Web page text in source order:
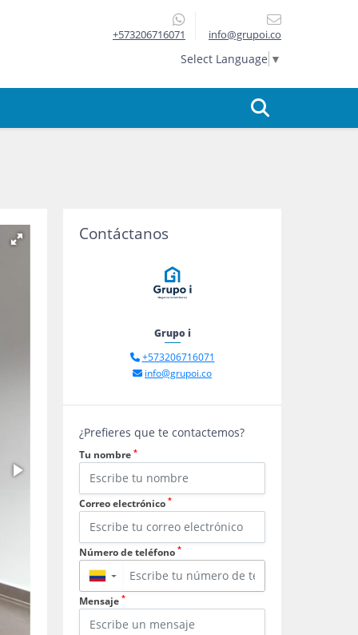
+573206716071 info@grupoi.co
Select Language ▼
Contáctanos
Grupo i
+573206716071
info@grupoi.co
¿Prefieres que te contactemos?
Tu nombre *
Correo electrónico *
Número de teléfono *
▼
Mensaje *